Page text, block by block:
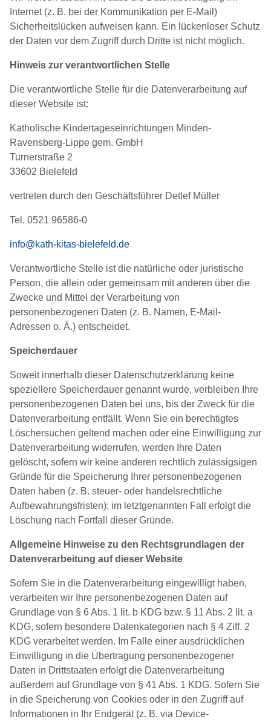
Internet (z. B. bei der Kommunikation per E-Mail)
Sicherheitslücken aufweisen kann. Ein lückenloser Schutz
der Daten vor dem Zugriff durch Dritte ist nicht möglich.
Hinweis zur verantwortlichen Stelle
Die verantwortliche Stelle für die Datenverarbeitung auf
dieser Website ist:
Katholische Kindertageseinrichtungen Minden-
Ravensberg-Lippe gem. GmbH
Turnerstraße 2
33602 Bielefeld
vertreten durch den Geschäftsführer Detlef Müller
Tel. 0521 96586-0
info@kath-kitas-bielefeld.de
Verantwortliche Stelle ist die natürliche oder juristische
Person, die allein oder gemeinsam mit anderen über die
Zwecke und Mittel der Verarbeitung von
personenbezogenen Daten (z. B. Namen, E-Mail-
Adressen o. Ä.) entscheidet.
Speicherdauer
Soweit innerhalb dieser Datenschutzerklärung keine
speziellere Speicherdauer genannt wurde, verbleiben Ihre
personenbezogenen Daten bei uns, bis der Zweck für die
Datenverarbeitung entfällt. Wenn Sie ein berechtigtes
Löschersuchen geltend machen oder eine Einwilligung zur
Datenverarbeitung widerrufen, werden Ihre Daten
gelöscht, sofern wir keine anderen rechtlich zulässigsigen
Gründe für die Speicherung Ihrer personenbezogenen
Daten haben (z. B. steuer- oder handelsrechtliche
Aufbewahrungsfristen); im letztgenannten Fall erfolgt die
Löschung nach Fortfall dieser Gründe.
Allgemeine Hinweise zu den Rechtsgrundlagen der
Datenverarbeitung auf dieser Website
Sofern Sie in die Datenverarbeitung eingewilligt haben,
verarbeiten wir Ihre personenbezogenen Daten auf
Grundlage von § 6 Abs. 1 lit. b KDG bzw. § 11 Abs. 2 lit. a
KDG, sofern besondere Datenkategorien nach § 4 Ziff. 2
KDG verarbeitet werden. Im Falle einer ausdrücklichen
Einwilligung in die Übertragung personenbezogener
Daten in Drittstaaten erfolgt die Datenverarbeitung
außerdem auf Grundlage von § 41 Abs. 1 KDG. Sofern Sie
in die Speicherung von Cookies oder in den Zugriff auf
Informationen in Ihr Endgerät (z. B. via Device-